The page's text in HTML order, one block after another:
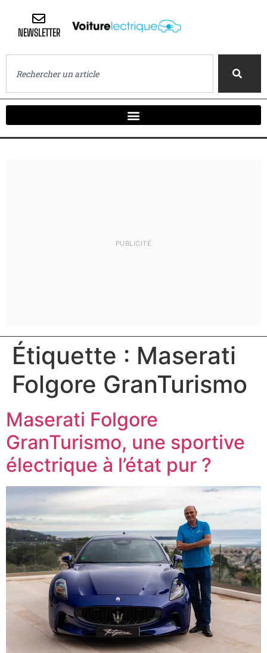
NEWSLETTER
Étiquette : Maserati
Folgore GranTurismo
Maserati Folgore
GranTurismo, une sportive
électrique à l’état pur ?